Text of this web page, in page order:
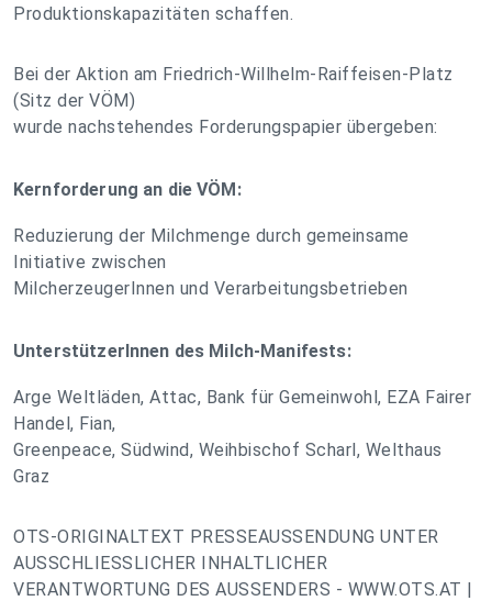
Produktionskapazitäten schaffen.
Bei der Aktion am Friedrich-Willhelm-Raiffeisen-Platz
(Sitz der VÖM)
wurde nachstehendes Forderungspapier übergeben:
Kernforderung an die VÖM:
Reduzierung der Milchmenge durch gemeinsame
Initiative zwischen
MilcherzeugerInnen und Verarbeitungsbetrieben
UnterstützerInnen des Milch-Manifests:
Arge Weltläden, Attac, Bank für Gemeinwohl, EZA Fairer
Handel, Fian,
Greenpeace, Südwind, Weihbischof Scharl, Welthaus
Graz
OTS-ORIGINALTEXT PRESSEAUSSENDUNG UNTER
AUSSCHLIESSLICHER INHALTLICHER
VERANTWORTUNG DES AUSSENDERS - WWW.OTS.AT |